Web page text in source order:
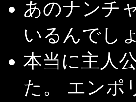
あのナンチ
いるんでし
本当に主人
た。 エンポ